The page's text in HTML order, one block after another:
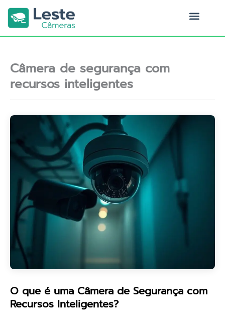
para
conteúdo
Câmera de segurança com
recursos inteligentes
O que é uma Câmera de Segurança com
Recursos Inteligentes?